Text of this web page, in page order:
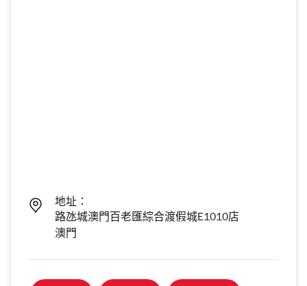
地址：
路氹城澳門百老匯綜合渡假城E1010店
澳門